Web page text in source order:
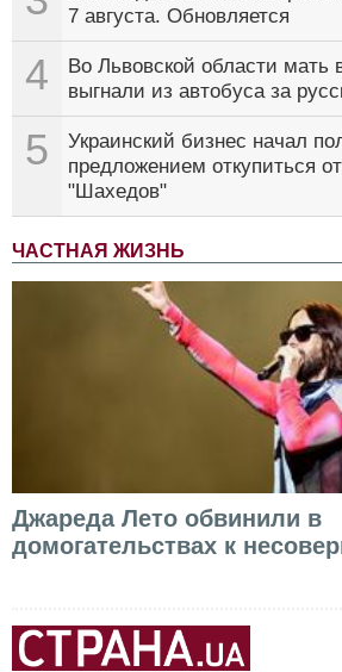
7 августа. Обновляется
4
Во Львовской области мать
выгнали из автобуса за
5
Украинский бизнес начал
предложением откупиться
"Шахедов"
ЧАСТНАЯ ЖИЗНЬ
Джареда Лето обвинили в
домогательствах к